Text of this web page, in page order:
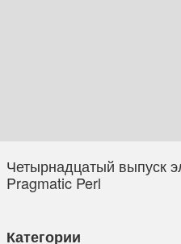
Четырнадцатый выпуск
Pragmatic Perl
Категории